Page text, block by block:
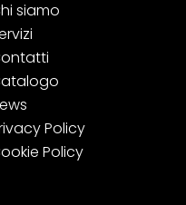
siamo
Policy
Policy